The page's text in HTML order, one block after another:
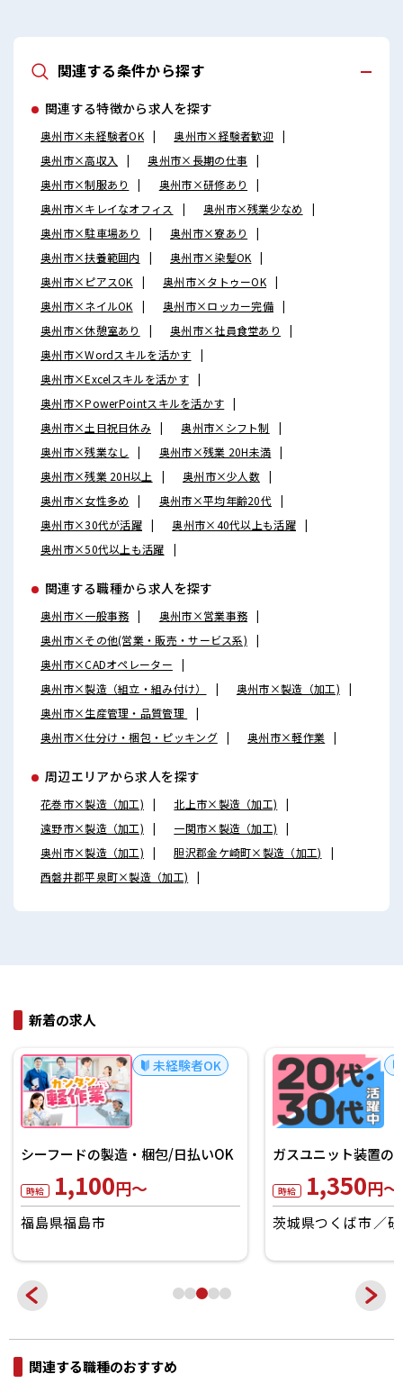
関連する条件から探す
関連する特徴から求人を探す
奥州市×未経験者OK
奥州市×経験者歓迎
奥州市×高収入
奥州市×長期の仕事
奥州市×制服あり
奥州市×研修あり
奥州市×キレイなオフィス
奥州市×残業少なめ
奥州市×駐車場あり
奥州市×寮あり
奥州市×扶養範囲内
奥州市×染髪OK
奥州市×ピアスOK
奥州市×タトゥーOK
奥州市×ネイルOK
奥州市×ロッカー完備
奥州市×休憩室あり
奥州市×社員食堂あり
奥州市×Wordスキルを活かす
奥州市×Excelスキルを活かす
奥州市×PowerPointスキルを活かす
奥州市×土日祝日休み
奥州市×シフト制
奥州市×残業なし
奥州市×残業 20H未満
奥州市×残業 20H以上
奥州市×少人数
奥州市×女性多め
奥州市×平均年齢20代
奥州市×30代が活躍
奥州市×40代以上も活躍
奥州市×50代以上も活躍
関連する職種から求人を探す
奥州市×一般事務
奥州市×営業事務
奥州市×その他(営業・販売・サービス系)
奥州市×CADオペレーター
奥州市×製造（組立・組み付け）
奥州市×製造（加工)
奥州市×生産管理・品質管理
奥州市×仕分け・梱包・ピッキング
奥州市×軽作業
周辺エリアから求人を探す
花巻市×製造（加工)
北上市×製造（加工)
遠野市×製造（加工)
一関市×製造（加工)
奥州市×製造（加工)
胆沢郡金ケ崎町×製造（加工)
西磐井郡平泉町×製造（加工)
新着の求人
未経験者OK
シーフードの製造・梱包/日払いOK
時給 1,100円～
福島県福島市
ガスユニット装置の
時給 1,350円～
茨城県つくば市
関連する職種のおすすめ